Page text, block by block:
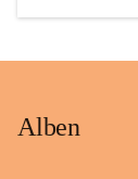
Alben